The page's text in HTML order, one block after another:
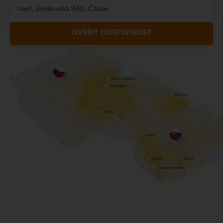
např. Jeníkovská 940, Čáslav
OVĚŘIT DOSTUPNOST